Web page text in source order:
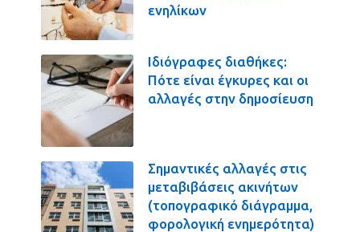
ενηλίκων
Ιδιόγραφες διαθήκες:
Πότε είναι έγκυρες και οι
αλλαγές στην δημοσίευση
Σημαντικές αλλαγές στις
μεταβιβάσεις ακινήτων
(τοπογραφικό διάγραμμα,
φορολογική ενημερότητα)